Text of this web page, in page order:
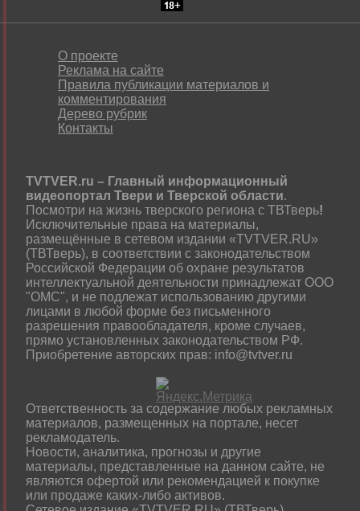
О проекте
Реклама на сайте
Правила публикации материалов и
комментирования
Дерево рубрик
Контакты
TVTVER.ru – Главный информационный
видеопортал Твери и Тверской области.
Посмотри на жизнь тверского региона с ТВТверь!
Исключительные права на материалы,
размещённые в сетевом издании «TVTVER.RU»
(ТВТверь), в соответствии с законодательством
Российской Федерации об охране результатов
интеллектуальной деятельности принадлежат ООО
"ОМС", и не подлежат использованию другими
лицами в любой форме без письменного
разрешения правообладателя, кроме случаев,
прямо установленных законодательством РФ.
Приобретение авторских прав: info@tvtver.ru
Ответственность за содержание любых рекламных
материалов, размещенных на портале, несет
рекламодатель.
Новости, аналитика, прогнозы и другие
материалы, представленные на данном сайте, не
являются офертой или рекомендацией к покупке
или продаже каких-либо активов.